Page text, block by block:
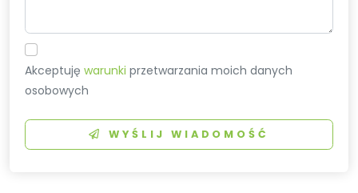
Akceptujęwarunki przetwarzania moich danych
osobowych
WYŚLIJ WIADOMOŚĆ